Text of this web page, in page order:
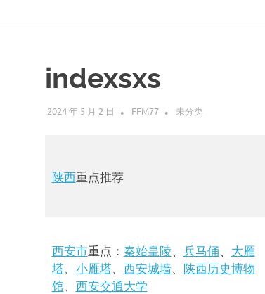
to
说
走
就
的
行
indexsxs
2024 年 5 月 2 日 FFM77 未分类
陕西重点推荐
西安市重点： 秦始皇陵 兵马俑
大雁
塔、 小雁塔、 西安城墙、 陕西历史博物
馆、 西安交通大学